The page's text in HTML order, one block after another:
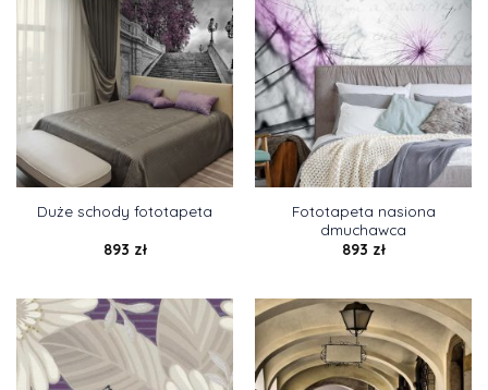
Duże schody fototapeta
893 zł
Fototapeta nasiona
dmuchawca
893 zł